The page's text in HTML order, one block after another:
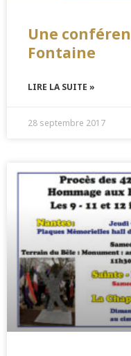
Une
Fontaine
LIRE LA SUITE »
28 septembre 2017